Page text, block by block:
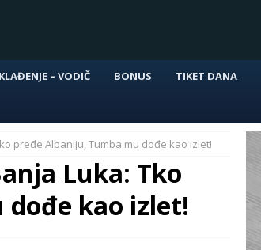
KLAĐENJE – VODIČ BONUS TIKET DANA
pređe Albaniju, Tumba mu dođe kao izlet!
Luka: Tko
kao izlet!